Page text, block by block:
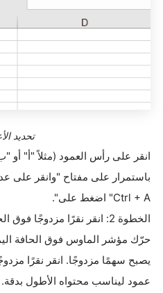
تحديد
انقر على رأس العمود (مثلاً "أ" أو
باستمرار على مفتاح "Ctrl"وانقر على
اضغط على "Ctrl + A".
الخطوة 2: انقر نقرًا مزدوجًا فوق الحدود
حرّك مؤشر الماوس فوق الحافة
يصبح سهمًا مزدوجًا. انقر نقرًا
عمود ليناسب محتواه الأطول بدقة.